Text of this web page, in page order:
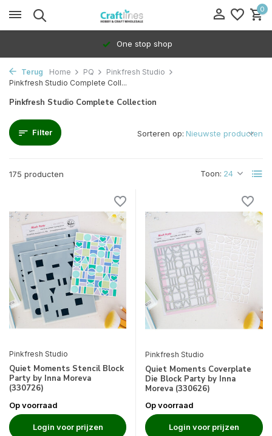
0
100% Dedicated to independents
Terug Home PQ
Pinkfresh Studio
Pinkfresh Studio Complete Coll...
Pinkfresh Studio Complete Collection
Filter
175 producten Toon:
Sorteren op:
Pinkfresh Studio
Quiet Moments Stencil Block
Party by Inna Moreva
(330726)
Op voorraad
Login voor prijzen
Pinkfresh Studio
Quiet Moments Coverplate
Die Block Party by Inna
Moreva (330626)
Op voorraad
Login voor prijzen